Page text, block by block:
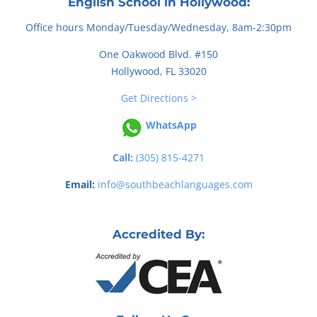
Office hours Monday/Tuesday/Wednesday, 8am-2:30pm
One Oakwood Blvd. #150
Hollywood, FL 33020
Get Directions >
WhatsApp
Call: (305) 815-4271
Email: info@southbeachlanguages.com
Accredited By: